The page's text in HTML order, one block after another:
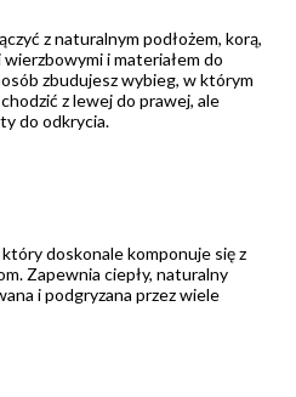
z naturalnym podłożem, korą,
i materiałem do
zbudujesz wybieg, w którym
z lewej do prawej, ale
do odkrycia.
doskonale komponuje się z
Zapewnia ciepły, naturalny
i podgryzana przez wiele